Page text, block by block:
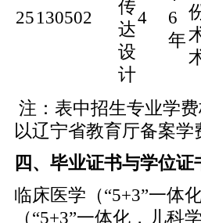
25 130502
传
达
设
计
4
6
年
注：表中招生专业学费
以辽宁省教育厅备案学
四、毕业证书与学位证
临床医学（“5+3”一体
（“5+3”一体化，儿科